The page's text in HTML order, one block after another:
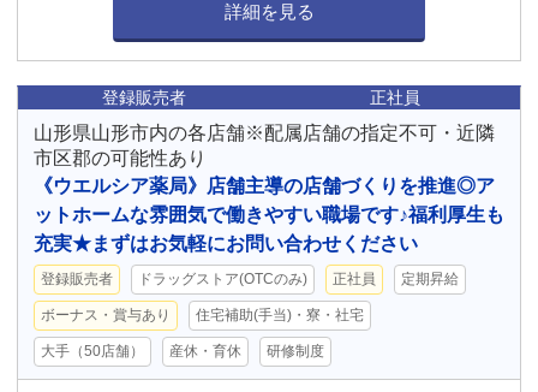
詳細を見る
登録販売者 正社員
山形県山形市内の各店舗※配属店舗の指定不可・近隣
市区郡の可能性あり
《ウエルシア薬局》店舗主導の店舗づくりを推進◎ア
ットホームな雰囲気で働きやすい職場です♪福利厚生も
充実★まずはお気軽にお問い合わせください
登録販売者 ドラッグストア(OTCのみ) 正社員 定期昇給
ボーナス・賞与あり 住宅補助(手当)・寮・社宅
大手（50店舗） 産休・育休 研修制度